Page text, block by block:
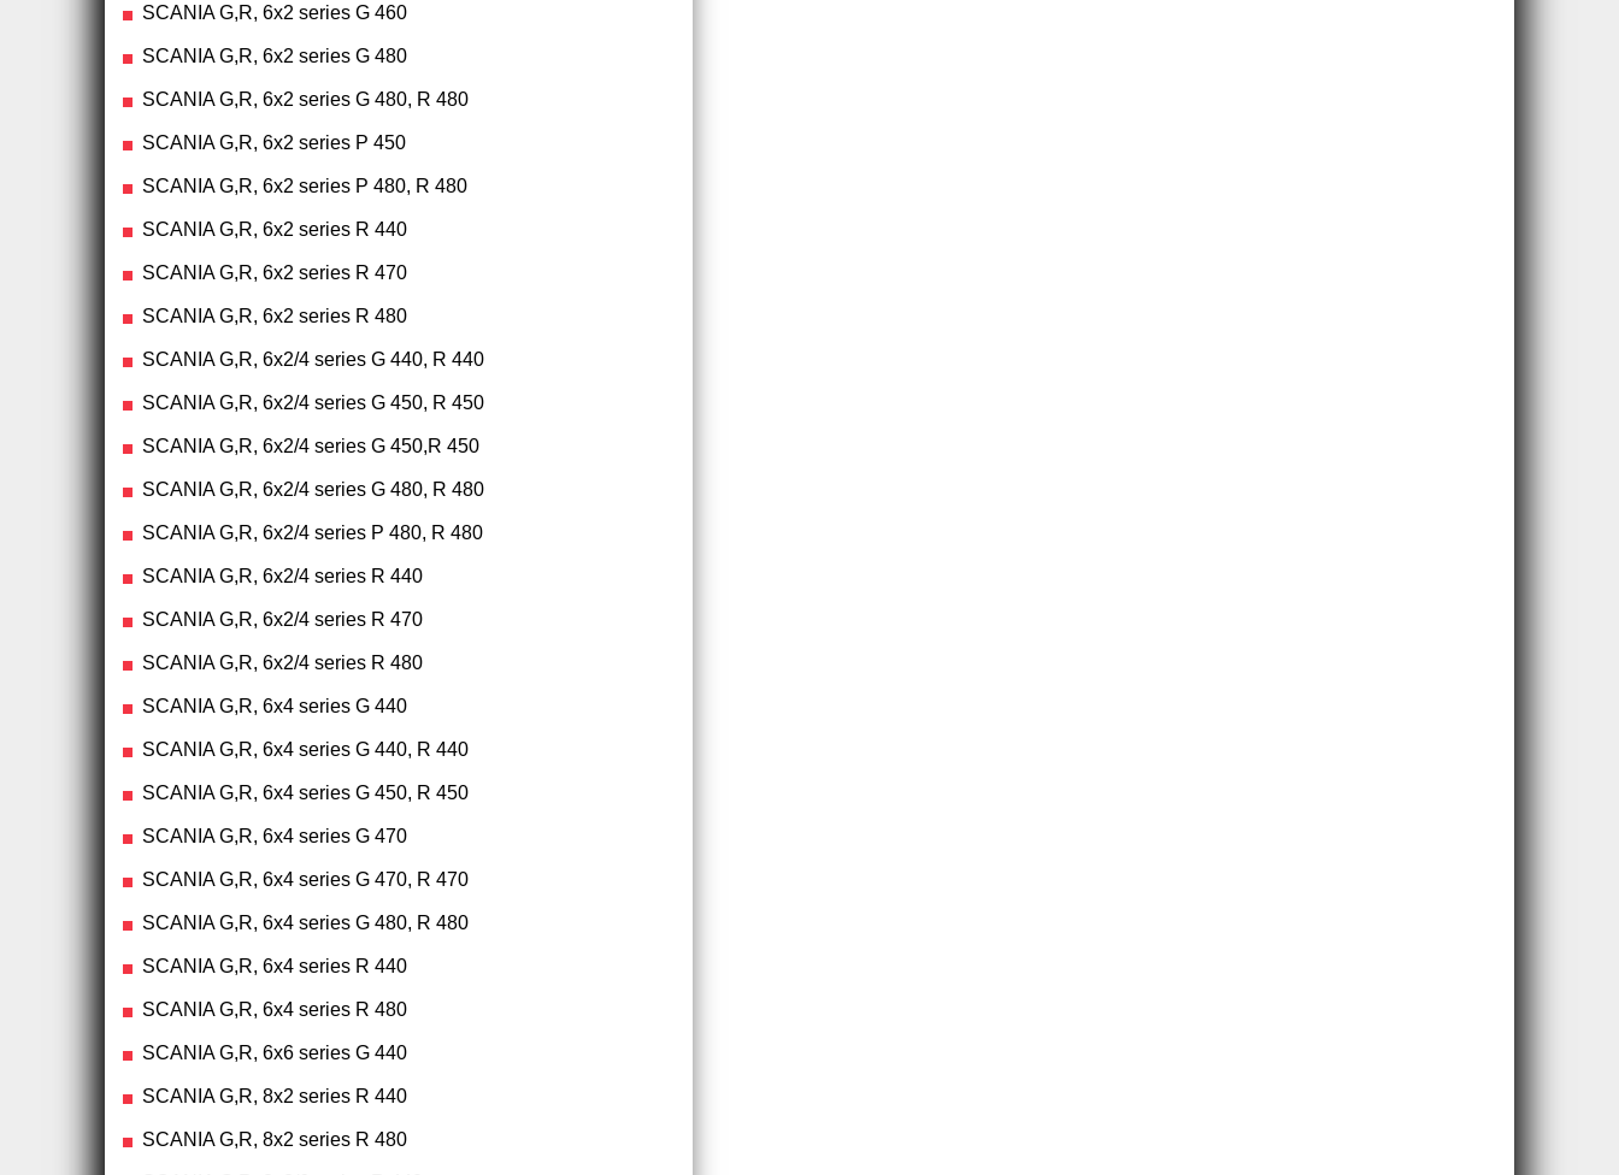
SCANIA G,R, 6x2 series G 460
SCANIA G,R, 6x2 series G 480
SCANIA G,R, 6x2 series G 480, R 480
SCANIA G,R, 6x2 series P 450
SCANIA G,R, 6x2 series P 480, R 480
SCANIA G,R, 6x2 series R 440
SCANIA G,R, 6x2 series R 470
SCANIA G,R, 6x2 series R 480
SCANIA G,R, 6x2/4 series G 440, R 440
SCANIA G,R, 6x2/4 series G 450, R 450
SCANIA G,R, 6x2/4 series G 450,R 450
SCANIA G,R, 6x2/4 series G 480, R 480
SCANIA G,R, 6x2/4 series P 480, R 480
SCANIA G,R, 6x2/4 series R 440
SCANIA G,R, 6x2/4 series R 470
SCANIA G,R, 6x2/4 series R 480
SCANIA G,R, 6x4 series G 440
SCANIA G,R, 6x4 series G 440, R 440
SCANIA G,R, 6x4 series G 450, R 450
SCANIA G,R, 6x4 series G 470
SCANIA G,R, 6x4 series G 470, R 470
SCANIA G,R, 6x4 series G 480, R 480
SCANIA G,R, 6x4 series R 440
SCANIA G,R, 6x4 series R 480
SCANIA G,R, 6x6 series G 440
SCANIA G,R, 8x2 series R 440
SCANIA G,R, 8x2 series R 480